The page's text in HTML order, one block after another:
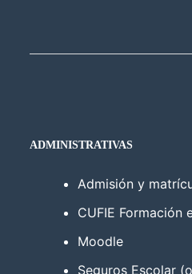
ADMINISTRATIVAS
Admisión y
CUFIE Formación
Moodle
Seguros Escolar